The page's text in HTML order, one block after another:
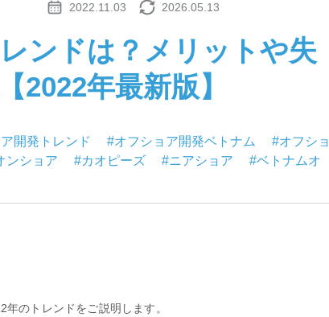
2022.11.03 2026.05.13
ンドは？メリットや失
2022年最新版】
開発トレンド #オフショア開発ベトナム
#オフショ
ンショア #カオピーズ #ニアショア
#ベトナムオ
のトレンドをご説明します。